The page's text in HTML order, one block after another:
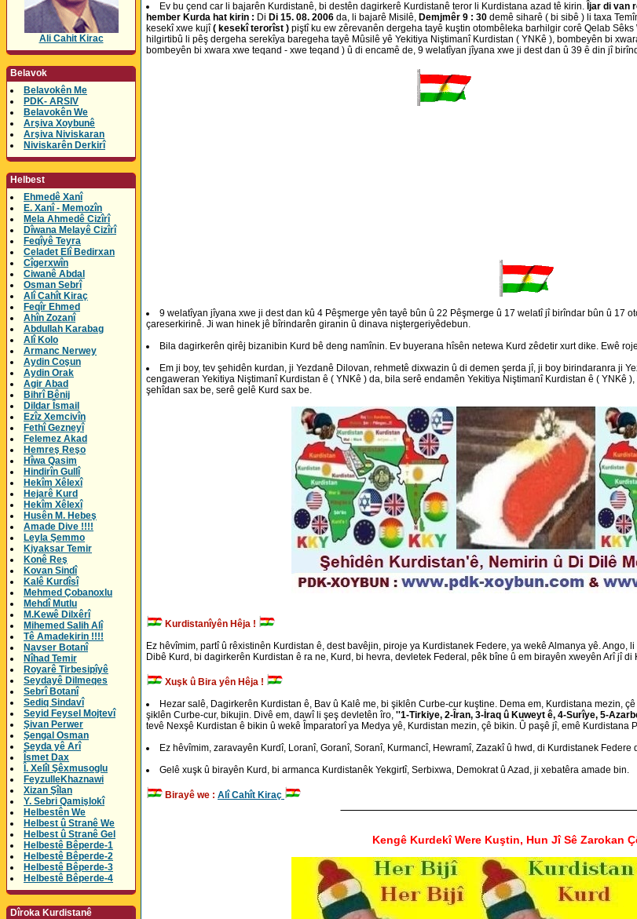
Ali Cahit Kirac
Belavok
Belavokên Me
PDK- ARSIV
Belavokên We
Arşiva Xoybunê
Arşiva Niviskaran
Niviskarên Derkirî
Helbest
Ehmedê Xanî
E. Xanî - Memozîn
Mela Ahmedê Cizîrî
Dîwana Melayê Cizîrî
Feqîyê Teyra
Celadet Elî Bedirxan
Cîgerxwîn
Ciwanê Abdal
Osman Sebrî
Alî Cahît Kiraç
Feqîr Ehmed
Ahîn Zozanî
Abdullah Karabag
Alî Kolo
Armanc Nerwey
Aydin Coşun
Aydin Orak
Agir Abad
Bihrî Bênij
Dildar Îsmail
Ezîz Xemcivîn
Fethî Gezneyî
Felemez Akad
Hemreş Reşo
Hîwa Qasim
Hindirîn Gullî
Hekîm Xêlexî
Hejarê Kurd
Hekîm Xêlexî
Husên M. Hebeş
Amade Dive !!!!
Leyla Şemmo
Kiyaksar Temir
Konê Reş
Kovan Sindî
Kalê Kurdîsî
Mehmed Çobanoxlu
Mehdî Mutlu
M.Kewê Dilxêrî
Mihemed Salih Alî
Tê Amadekirin !!!!
Navser Botanî
Nîhad Temir
Royarê Tirbesipîyê
Seydayê Dilmeqes
Sebrî Botanî
Sediq Sindavî
Seyid Feysel Mojtevî
Şivan Perwer
Şengal Osman
Seyda yê Arî
Îsmet Dax
Î. Xelîl Şêxmusoglu
FeyzulleKhaznawi
Xizan Şîlan
Y. Sebri Qamişlokî
Helbestên We
Helbest û Stranê We
Helbest û Stranê Gel
Helbestê Bêperde-1
Helbestê Bêperde-2
Helbestê Bêperde-3
Helbestê Bêperde-4
Dîroka Kurdistanê
Ev bu çend car li bajarên Kurdistanê, bi destên dagirkerê Kurdistanê teror li Kurdistana azad tê kirin. Îjar di van
hember Kurda hat kirin : Di Di 15. 08. 2006 da, li bajarê Misilê, Demjmêr 9 : 30 demê siharê ( bi sibê ) li taxa
kesekî xwe kujî( kesekî terorîst ) piştî ku ew zêrevanên dergeha tayê kuştin otombêleka barhilgir corê Qelab Sêks
hilgirtibû li pêş dergeha serekîya baregeha tayê Mûsilê yê Yekitiya Niştimanî Kurdistan ( YNKê ), bombeyên bi
bombeyên bi xwara xwe teqand - xwe teqand ) û di encamê de, 9 welatîyan jîyana xwe ji dest dan û 39 ê din jî
9 welatîyan jîyana xwe ji dest dan kû 4 Pêşmerge yên tayê bûn û 22 Pêşmerge û 17 welatî jî birîndar bûn û 17
çareserkirinê. Ji wan hinek jê bîrindarên giranin û dinava niştergeriyêdebun.
Bila dagirkerên qirêj bizanibin Kurd bê deng namînin. Ev buyerana hîsên netewa Kurd zêdetir xurt dike. Ewê
Em ji boy, tev şehidên kurdan, ji Yezdanê Dilovan, rehmetê dixwazin û di demen şerda jî, ji boy birindaranra ji
cengaweran Yekitiya Niştimanî Kurdistan ê ( YNKê ) da, bila serê endamên Yekitiya Niştimanî Kurdistan ê ( YNKê
şehîdan sax be, serê gelê Kurd sax be.
Kurdistanîyên Hêja !
Ez hêvîmim, partî û rêxistinên Kurdistan ê, dest bavêjin, piroje ya Kurdistanek Federe, ya wekê Almanya yê. Ango,
Dibê Kurd, bi dagirkerên Kurdistan ê ra ne, Kurd, bi hevra, devletek Federal, pêk bîne û em birayên xweyên Arî jî
Xuşk û Bira yên Hêja !
Hezar salê, Dagirkerên Kurdistan ê, Bav û Kalê me, bi şiklên Curbe-cur kuştine. Dema em, Kurdistana mezin,
şiklên Curbe-cur, bikujin. Divê em, dawî li şeş devletên îro, ''1-Tirkiye, 2-Îran, 3-İraq û Kuweyt ê, 4-Surîye, 5-
tevê Nexşê Kurdistan ê bikin û wekê Împaratorî ya Medya yê, Kurdistan mezin, çê bikin. Û paşê jî, emê Kurdistana
Ez hêvîmim, zaravayên Kurdî, Loranî, Goranî, Soranî, Kurmancî, Hewramî, Zazakî û hwd, di Kurdistanek Federe
Gelê xuşk û birayên Kurd, bi armanca Kurdistanêk Yekgirtî, Serbixwa, Demokrat û Azad, ji xebatêra amade bin.
Birayê we : Alî Cahît Kiraç
Kengê Kurdekî Were Kuştin, Hun Jî Sê Zarokan